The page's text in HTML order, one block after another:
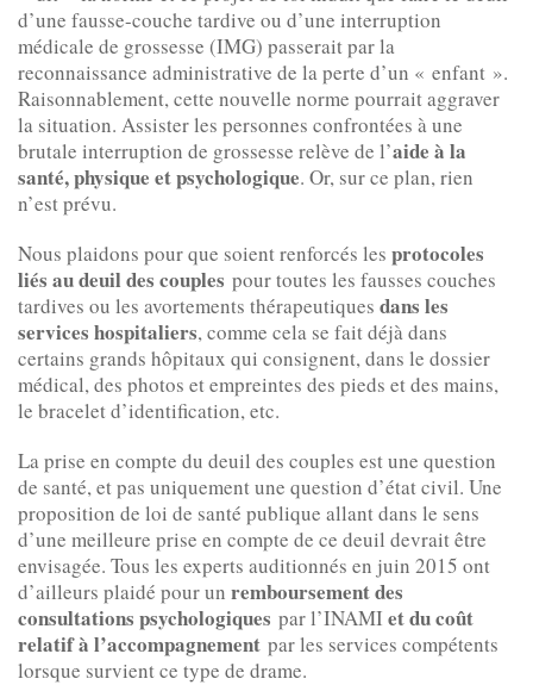
d’une fausse-couche tardive ou d’une interruption
médicale de grossesse (IMG) passerait par la
reconnaissance administrative de la perte d’un « enfant ».
Raisonnablement, cette nouvelle norme pourrait aggraver
la situation. Assister les personnes confrontées à une
brutale interruption de grossesse relève de l’aide à la
santé, physique et psychologique. Or, sur ce plan, rien
n’est prévu.
Nous plaidons pour que soient renforcés les protocoles
liés au deuil des couples pour toutes les fausses couches
tardives ou les avortements thérapeutiques dans les
services hospitaliers, comme cela se fait déjà dans
certains grands hôpitaux qui consignent, dans le dossier
médical, des photos et empreintes des pieds et des mains,
le bracelet d’identification, etc.
La prise en compte du deuil des couples est une question
de santé, et pas uniquement une question d’état civil. Une
proposition de loi de santé publique allant dans le sens
d’une meilleure prise en compte de ce deuil devrait être
envisagée. Tous les experts auditionnés en juin 2015 ont
d’ailleurs plaidé pour un remboursement des
consultations psychologiques par l’INAMI et du coût
relatif à l’accompagnement par les services compétents
lorsque survient ce type de drame.